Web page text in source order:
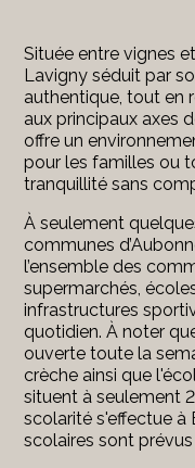
Située entre vignes
Lavigny séduit par
authentique, tout en
aux principaux axes
offre un
pour les familles ou
tranquillité sans
À seulement
communes
l’ensemble des
supermarchés,
infrastructures
quotidien. À noter
ouverte toute la
crèche ainsi que
situent à seulement
scolarité s'effectue à
scolaires sont